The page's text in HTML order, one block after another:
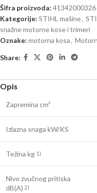
Šifra proizvoda: 41342000326
Kategorije: STIHL mašine,
snažne motorne kose i trimeri
Oznake: motorna kosa,
Share:
Opis
Zapremina cm³
Izlazna snaga kW/KS
Težina kg 1)
Nivo zvučnog pritiska
dB(A) 2)